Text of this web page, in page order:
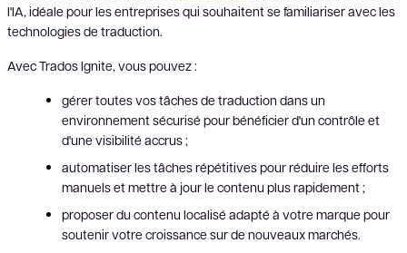
l'IA, idéale pour les entreprises qui souhaitent se familiariser avec les
technologies de traduction.
Avec Trados Ignite, vous pouvez :
gérer toutes vos tâches de traduction dans un
environnement sécurisé pour bénéficier d'un contrôle et
d'une visibilité accrus ;
automatiser les tâches répétitives pour réduire les efforts
manuels et mettre à jour le contenu plus rapidement ;
proposer du contenu localisé adapté à votre marque pour
soutenir votre croissance sur de nouveaux marchés.